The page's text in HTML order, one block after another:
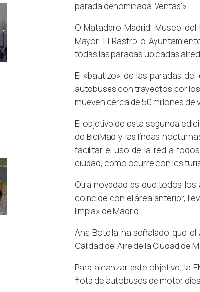
parada denominada ‘Ventas'».
O Matadero Madrid, Museo del
Mayor, El Rastro o
todas las paradas ubicadas
El «bautizo» de las paradas
autobuses con trayectos por
mueven cerca de 50 millones de
El objetivo de esta segunda
de BiciMad y las líneas
facilitar el uso de la red a
ciudad, como ocurre con los
Otra novedad es que todos los
coincide con el área anterior,
limpia» de Madrid.
Ana Botella ha señalado que
Calidad del Aire de la Ciudad de
Para alcanzar este objetivo, la
flota de autobuses de motor